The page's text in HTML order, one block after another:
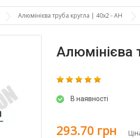
Алюмінієва труба кругла | 40х2 - АН
Алюмінієва
В наявності
293.70 грн